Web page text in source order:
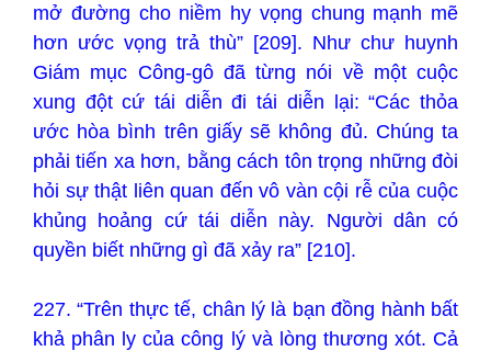
mở đường cho niềm hy vọng chung mạnh mẽ
hơn ước vọng trả thù” [209]. Như chư huynh
Giám mục Công-gô đã từng nói về một cuộc
xung đột cứ tái diễn đi tái diễn lại: “Các thỏa
ước hòa bình trên giấy sẽ không đủ. Chúng ta
phải tiến xa hơn, bằng cách tôn trọng những đòi
hỏi sự thật liên quan đến vô vàn cội rễ của cuộc
khủng hoảng cứ tái diễn này. Người dân có
quyền biết những gì đã xảy ra” [210].
227. “Trên thực tế, chân lý là bạn đồng hành bất
khả phân ly của công lý và lòng thương xót. Cả